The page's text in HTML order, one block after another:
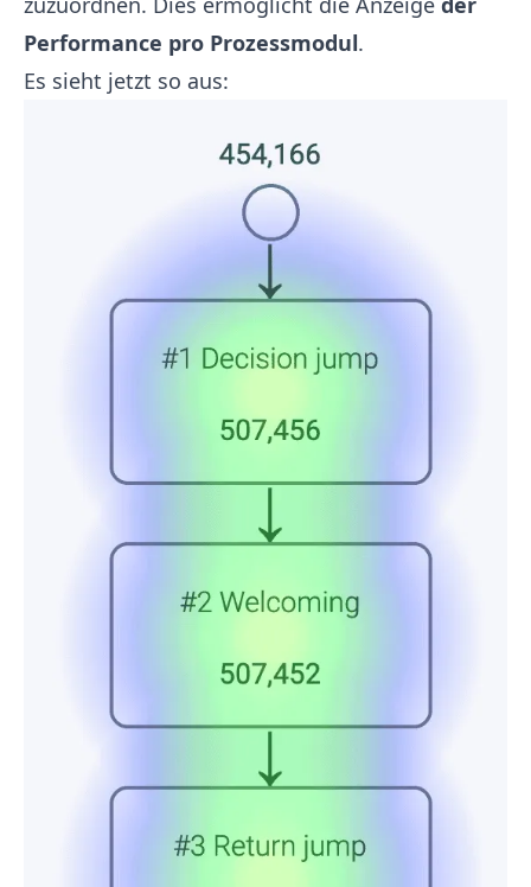
Performance pro Prozessmodul.
Es sieht jetzt so aus: